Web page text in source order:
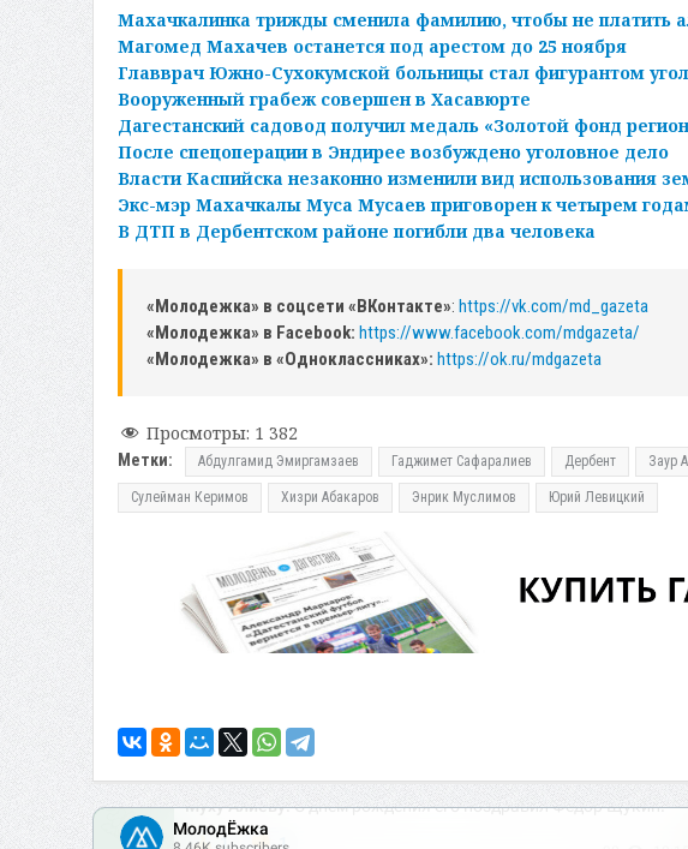
Махачкалинка трижды сменила фамилию, чтобы не платить
Магомед Махачев останется под арестом до 25 ноября
Главврач Южно-Сухокумской больницы стал фигурантом
Вооруженный грабеж совершен в Хасавюрте
Дагестанский садовод получил медаль «Золотой фонд
После спецоперации в Эндирее возбуждено уголовное дело
Власти Каспийска незаконно изменили вид использования
Экс-мэр Махачкалы Муса Мусаев приговорен к четырем
В ДТП в Дербентском районе погибли два человека
«Молодежка» в соцсети «ВКонтакте»: https://vk.com/md_gazeta
«Молодежка» в Facebook: https://www.facebook.com/mdgazeta/
«Молодежка» в «Одноклассниках»: https://ok.ru/mdgazeta
Просмотры: 1 382
Метки: Абдулгамид Эмиргамзаев Гаджимет Сафаралиев Дербент Заур
Сулейман Керимов Хизри Абакаров Энрик Муслимов Юрий Левицкий